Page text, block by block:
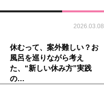
2026.03.08
休むって、案外難しい？お
風呂を巡りながら考え
た、“新しい休み方”実践
の…